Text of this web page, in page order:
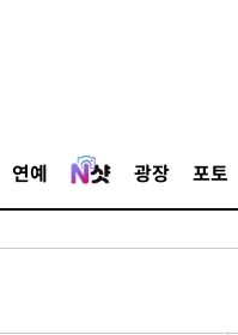
연예 광장 포토